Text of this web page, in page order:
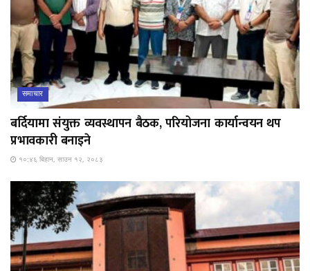
समाचार
बर्दियामा संयुक्त व्यवस्थापन बैठक, परियोजना कार्यान्वयन थप
प्रभावकारी बनाइने
१०:४६ बिहान, साउन १२, २०८३